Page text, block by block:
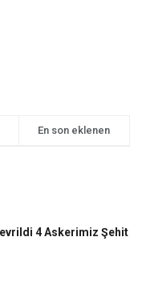
En son eklenen
4 Askerimiz Şehit